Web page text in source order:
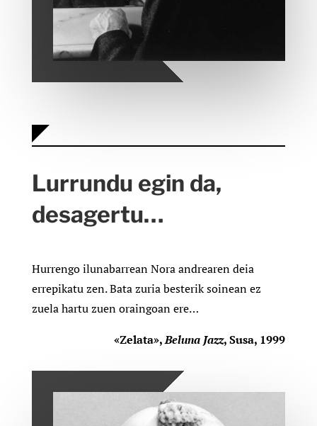
Lurrundu egin da,
desagertu…
Hurrengo ilunabarrean Nora andrearen deia
errepikatu zen. Bata zuria besterik soinean ez
zuela hartu zuen oraingoan ere…
«Zelata»,Beluna Jazz, Susa, 1999